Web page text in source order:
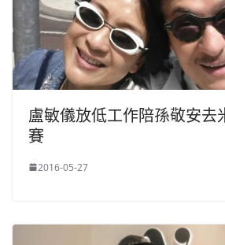
盧敏儀放低工作陪孫敬安去
賽
2016-05-27